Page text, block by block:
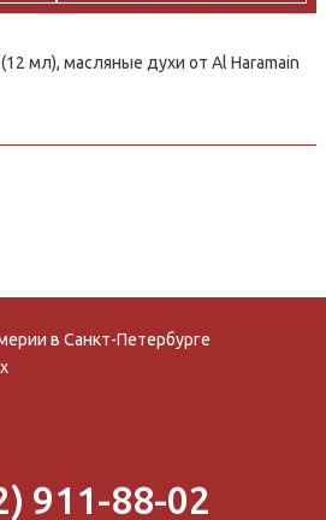
мл), масляные духи от Al Haramain
в Санкт-Петербурге
911-88-02